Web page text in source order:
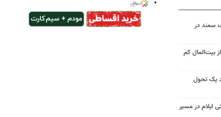
سمند در
بیت‌المال کم
یک تحول
ایلام در مسیر